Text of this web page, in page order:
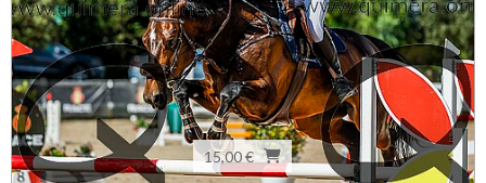
15,00 €